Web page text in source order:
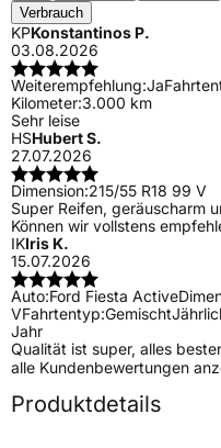
Verbrauch
KPKonstantinos P.
03.08.2026
Weiterempfehlung:Ja
Kilometer:3.000 km
Sehr leise
HSHubert S.
27.07.2026
Dimension:215/55 R18 99 V
Super Reifen, geräuscharm
Können wir vollstens
IKIris K.
15.07.2026
Auto:Ford Fiesta Active
VFahrtentyp:Gemischt
Jahr
Qualität ist super, alles
alle Kundenbewertungen
Produktdetails